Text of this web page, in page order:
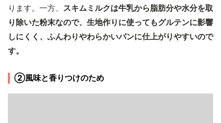
ります。一方、 スキムミルクは牛乳から脂肪分や水分を取
り除いた粉末なので、生地作りに使ってもグルテンに影響
しにくく、ふんわりやわらかいパンに仕上がりやすいので
す。
②風味と香りつけのため